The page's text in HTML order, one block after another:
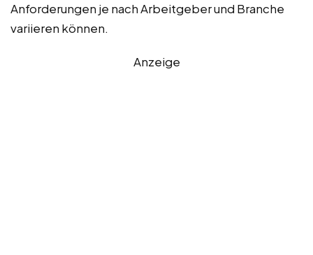
Anforderungen je nach Arbeitgeber und Branche
variieren können.
Anzeige